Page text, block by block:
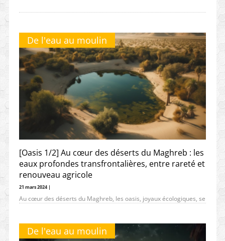
De l'eau au moulin
[Oasis 1/2] Au cœur des déserts du Maghreb : les
eaux profondes transfrontalières, entre rareté et
renouveau agricole
21 mars 2024 |
Au cœur des déserts du Maghreb, les oasis, joyaux écologiques, se
De l'eau au moulin